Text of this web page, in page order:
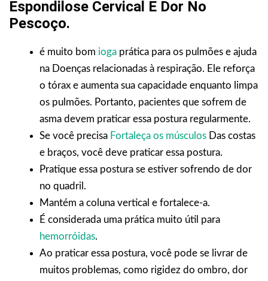
Espondilose Cervical E Dor No
Pescoço.
é muito bom ioga prática para os pulmões e ajuda
na Doenças relacionadas à respiração. Ele reforça
o tórax e aumenta sua capacidade enquanto limpa
os pulmões. Portanto, pacientes que sofrem de
asma devem praticar essa postura regularmente.
Se você precisa Fortaleça os músculos Das costas
e braços, você deve praticar essa postura.
Pratique essa postura se estiver sofrendo de dor
no quadril.
Mantém a coluna vertical e fortalece-a.
É considerada uma prática muito útil para
hemorróidas.
Ao praticar essa postura, você pode se livrar de
muitos problemas, como rigidez do ombro, dor